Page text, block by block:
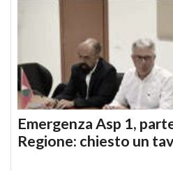
Emergenza Asp 1,
Regione: chiesto un